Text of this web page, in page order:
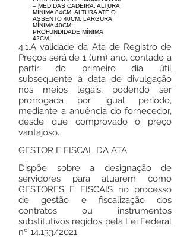
– MEDIDAS CADEIRA: ALTURA
MÍNIMA 84CM, ALTURA ATÉ O
ASSENTO 40CM, LARGURA
MÍNIMA 40CM,
PROFUNDIDADE MÍNIMA
42CM.
4.1.A validade da Ata de Registro de
Preços será de 1 (um) ano, contado a
partir do primeiro dia útil
subsequente à data de divulgação
nos meios legais, podendo ser
prorrogada por igual período,
mediante a anuência do fornecedor,
desde que comprovado o preço
vantajoso.
GESTOR E FISCAL DA ATA
Dispõe sobre a designação de
servidores para atuarem como
GESTORES E FISCAIS no processo
de gestão e fiscalização dos
contratos ou instrumentos
substitutivos regidos pela Lei Federal
nº 14.133/2021.